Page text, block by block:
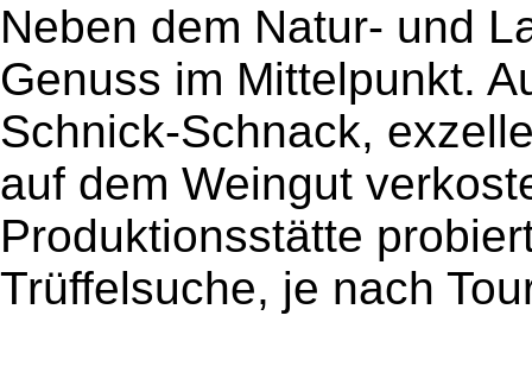
Neben dem Natur- und
Genuss im Mittelpunkt.
Schnick-Schnack,
auf dem Weingut
Produktionsstätte
Trüffelsuche, je nach